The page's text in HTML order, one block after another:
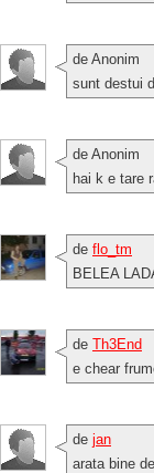
de Anonim
sunt destui
de Anonim
hai k e tare
de flo_tm
BELEA
de Th3End
e chear
de jan
arata bine